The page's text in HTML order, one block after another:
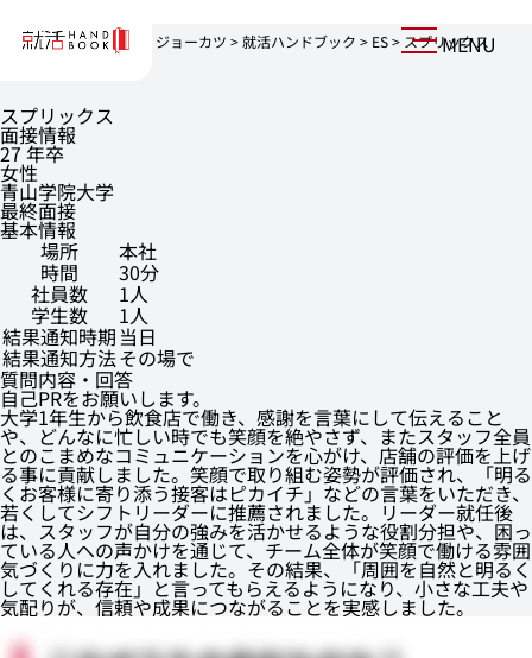
MENU
上京を志す、就活生へ。ジョーカツ >就活ハンドブック > ES> スプリックス
スプリックス
面接情報
27 年卒
女性
青山学院大学
最終面接
基本情報
場所 本社
時間 30分
社員数 1人
学生数 1人
結果通知時期 当日
結果通知方法その場で
質問内容・回答
自己PRをお願いします。
大学1年生から飲食店で働き、感謝を言葉にして伝えること
や、どんなに忙しい時でも笑顔を絶やさず、またスタッフ全員
とのこまめなコミュニケーションを心がけ、店舗の評価を上げ
る事に貢献しました。笑顔で取り組む姿勢が評価され、「明る
くお客様に寄り添う接客はピカイチ」などの言葉をいただき、
若くしてシフトリーダーに推薦されました。リーダー就任後
は、スタッフが自分の強みを活かせるような役割分担や、困っ
ている人への声かけを通じて、チーム全体が笑顔で働ける雰囲
気づくりに力を入れました。その結果、「周囲を自然と明るく
してくれる存在」と言ってもらえるようになり、小さな工夫や
気配りが、信頼や成果につながることを実感しました。